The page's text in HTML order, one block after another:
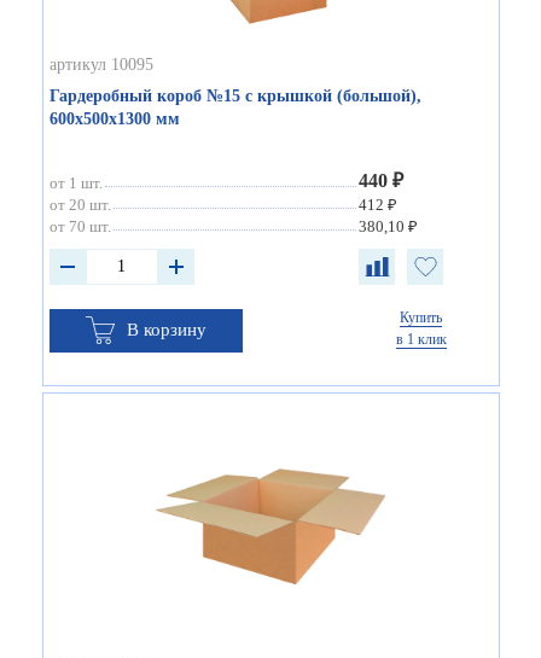
артикул 10095
Гардеробный короб №15 с крышкой (большой),
600х500х1300 мм
от 1 шт. 440 ₽
от 20 шт.
412 ₽
от 70 шт.
380,10 ₽
В корзину
Купить
в 1 клик